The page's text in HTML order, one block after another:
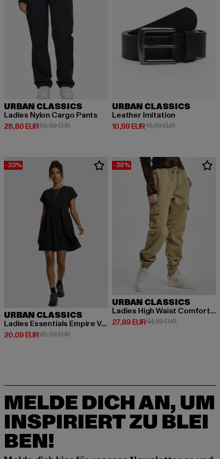
URBAN CLASSICS
Ladies Nylon Cargo Pants
28,80 EUR
Derzeitiger Preis: 28,80 EUR
59,99 EURAktionspreis: 59,99 EUR
URBAN CLASSICS
Leather Imitation
10,99 EUR
Derzeitiger Preis: 10,99 EUR
19,99 EURAktionspreis:
-33%
URBAN CLASSICS
Ladies Essentials Empire Valance
20,09 EUR
Derzeitiger Preis: 20,09 EUR
29,99 EURAktionspreis: 29,99 EUR
-38%
URBAN CLASSICS
Ladies High Waist Comfort Jogging
27,89 EUR
Derzeitiger Preis: 27,89 EUR
44,99 EURAktionspreis:
MELDE DICH AN, UM
INSPIRIERT ZU BLEI
BEN!